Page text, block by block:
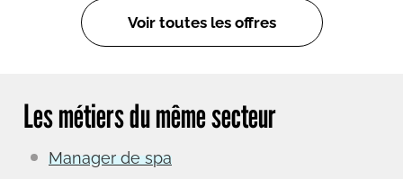
Voir toutes les offres
Les métiers du même secteur
Manager de spa